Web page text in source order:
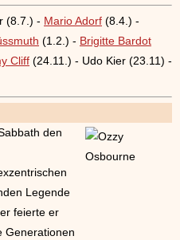
(8.7.) - Mario Adorf (8.4.) -
(1.2.) - Brigitte Bardot
Cliff (24.11.) - Udo Kier (23.11) -
den
Legende
feierte er
Generationen